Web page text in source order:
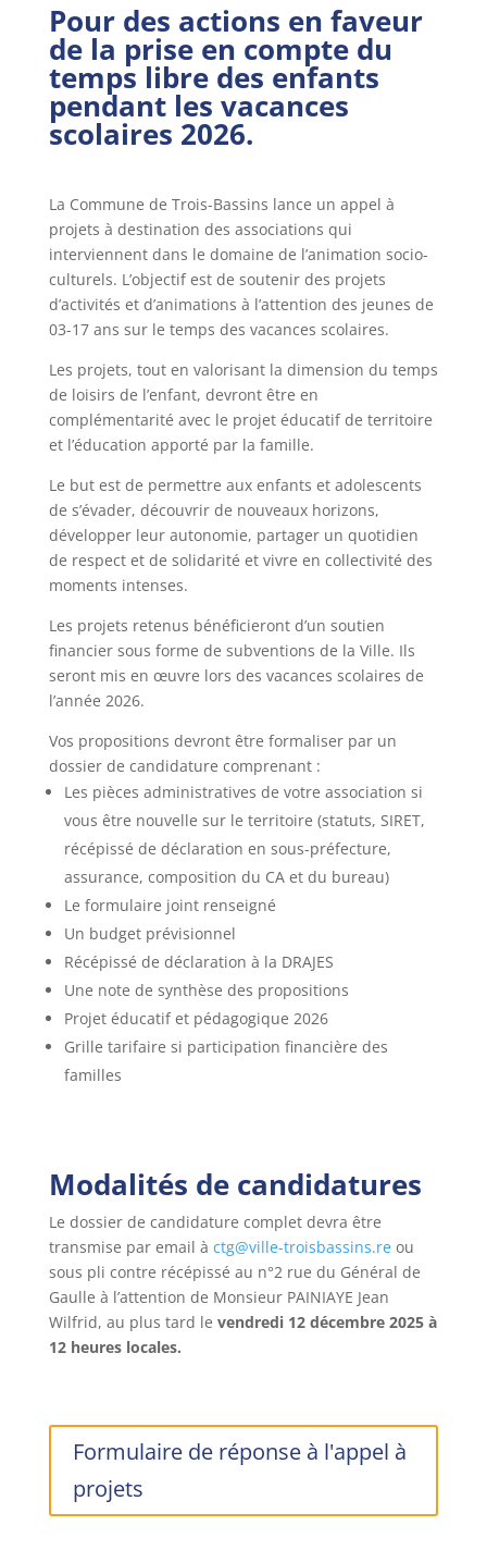
Pour des actions en faveur
de la prise en compte du
temps libre des enfants
pendant les vacances
scolaires 2026.
La Commune de Trois-Bassins lance un appel à
projets à destination des associations qui
interviennent dans le domaine de l’animation socio-
culturels. L’objectif est de soutenir des projets
d’activités et d’animations à l’attention des jeunes de
03-17 ans sur le temps des vacances scolaires.
Les projets, tout en valorisant la dimension du temps
de loisirs de l’enfant, devront être en
complémentarité avec le projet éducatif de territoire
et l’éducation apporté par la famille.
Le but est de permettre aux enfants et adolescents
de s’évader, découvrir de nouveaux horizons,
développer leur autonomie, partager un quotidien
de respect et de solidarité et vivre en collectivité des
moments intenses.
Les projets retenus bénéficieront d’un soutien
financier sous forme de subventions de la Ville. Ils
seront mis en œuvre lors des vacances scolaires de
l’année 2026.
Vos propositions devront être formaliser par un
dossier de candidature comprenant :
Les pièces administratives de votre association si
vous être nouvelle sur le territoire (statuts, SIRET,
récépissé de déclaration en sous-préfecture,
assurance, composition du CA et du bureau)
Le formulaire joint renseigné
Un budget prévisionnel
Récépissé de déclaration à la DRAJES
Une note de synthèse des propositions
Projet éducatif et pédagogique 2026
Grille tarifaire si participation financière des
familles
Modalités de candidatures
Le dossier de candidature complet devra être
transmise par email à ctg@ville-troisbassins.reou
sous pli contre récépissé au n°2 rue du Général de
Gaulle à l’attention de Monsieur PAINIAYE Jean
Wilfrid, au plus tard le vendredi 12 décembre 2025 à
12 heures locales.
Formulaire de réponse à l'appel à
projets